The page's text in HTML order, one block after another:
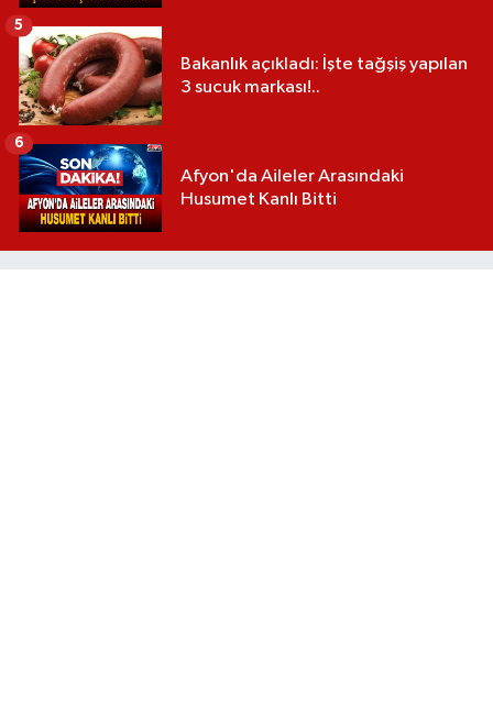
Bakanlık açıkladı: İşte tağşiş yapılan
3 sucuk markası!..
5
Afyon'da Aileler Arasındaki
Husumet Kanlı Bitti
6